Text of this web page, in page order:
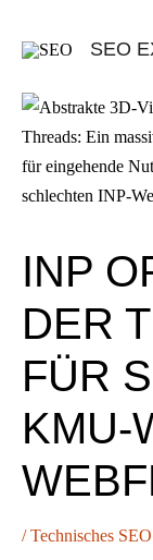
SEO
INP
DER
FÜR
KMU-
/Technisches